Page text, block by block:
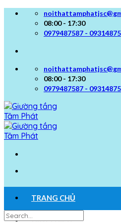
Skip
08:00 - 17:30
0979487587 -
08:00 - 17:30
0979487587 -
TRANG CHỦ
GIỚI THIỆU
Search